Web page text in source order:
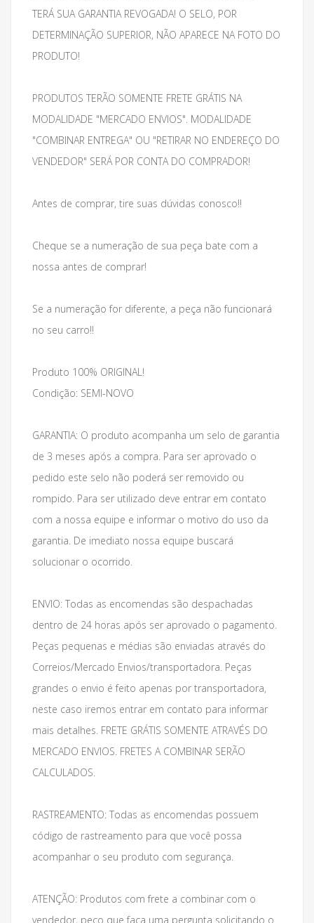
TERÁ SUA GARANTIA REVOGADA! O SELO, POR
DETERMINAÇÃO SUPERIOR, NÃO APARECE NA FOTO DO
PRODUTO!
PRODUTOS TERÃO SOMENTE FRETE GRÁTIS NA
MODALIDADE "MERCADO ENVIOS". MODALIDADE
"COMBINAR ENTREGA" OU "RETIRAR NO ENDEREÇO DO
VENDEDOR" SERÁ POR CONTA DO COMPRADOR!
Antes de comprar, tire suas dúvidas conosco!!
Cheque se a numeração de sua peça bate com a
nossa antes de comprar!
Se a numeração for diferente, a peça não funcionará
no seu carro!!
Produto 100% ORIGINAL!
Condição: SEMI-NOVO
GARANTIA: O produto acompanha um selo de garantia
de 3 meses após a compra. Para ser aprovado o
pedido este selo não poderá ser removido ou
rompido. Para ser utilizado deve entrar em contato
com a nossa equipe e informar o motivo do uso da
garantia. De imediato nossa equipe buscará
solucionar o ocorrido.
ENVIO: Todas as encomendas são despachadas
dentro de 24 horas após ser aprovado o pagamento.
Peças pequenas e médias são enviadas através do
Correios/Mercado Envios/transportadora. Peças
grandes o envio é feito apenas por transportadora,
neste caso iremos entrar em contato para informar
mais detalhes. FRETE GRÁTIS SOMENTE ATRAVÉS DO
MERCADO ENVIOS. FRETES A COMBINAR SERÃO
CALCULADOS.
RASTREAMENTO: Todas as encomendas possuem
código de rastreamento para que você possa
acompanhar o seu produto com segurança.
ATENÇÃO: Produtos com frete a combinar com o
vendedor, peço que faça uma pergunta solicitando o